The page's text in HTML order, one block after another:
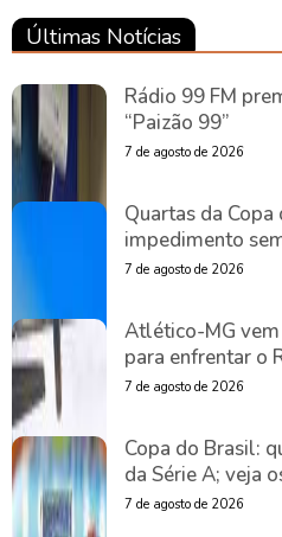
Últimas Notícias
Rádio 99 FM
“Paizão 99”
7 de agosto de 2026
Quartas da
impedimento
7 de agosto de 2026
Atlético-MG
para enfrentar o
7 de agosto de 2026
Copa do Brasil:
da Série A; veja
7 de agosto de 2026